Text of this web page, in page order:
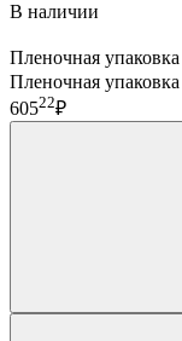
В наличии
Пленочная
Пленочная
60522₽